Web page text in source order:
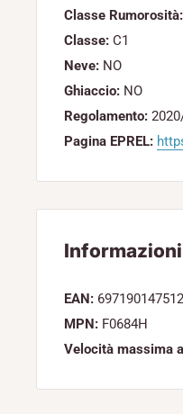
Classe Rumorosità:
Classe: C1
Neve: NO
Ghiaccio: NO
Regolamento:
Pagina EPREL:
EAN:
MPN: F0684H
Velocità massima